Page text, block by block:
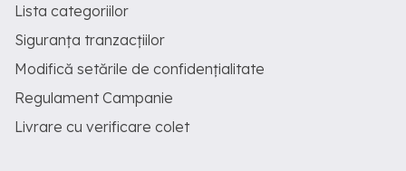
Lista categoriilor
Siguranța tranzacțiilor
Modifică setările de confidențialitate
Regulament Campanie
Livrare cu verificare colet